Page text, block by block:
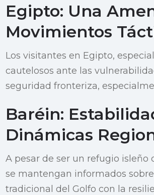
Egipto: Una
Movimientos
Los visitantes en Egipto,
cautelosos ante las
seguridad fronteriza,
Baréin:
Dinámicas
A pesar de ser un refugio isleño
se mantengan informados
tradicional del Golfo con la